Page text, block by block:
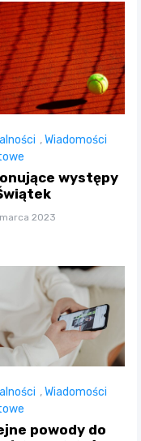
,Wiadomości
występy
2023
,Wiadomości
powody do